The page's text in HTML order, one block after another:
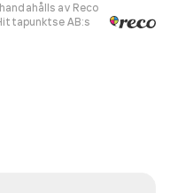
av Reco
AB:s